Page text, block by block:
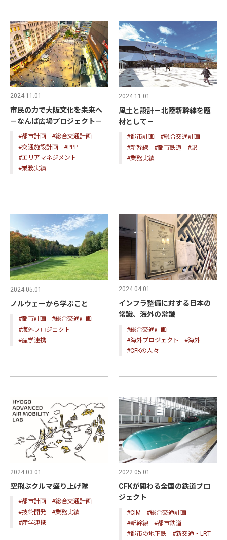
2024.11.01
市民の力で大阪文化を未来へ
－なんば広場プロジェクト－
#都市計画
#総合交通計画
#交通施設計画
#PPP
#エリアマネジメント
#業務実績
2024.11.01
風土と設計－北陸新幹線を題
材として－
#都市計画
#総合交通計画
#新幹線
#都市鉄道
#駅
#業務実績
2024.05.01
ノルウェーから学ぶこと
#都市計画
#総合交通計画
#海外プロジェクト
#産学連携
2024.04.01
インフラ整備に対する日本の
常識、海外の常識
#総合交通計画
#海外プロジェクト
#海外
#CFKの人々
2024.03.01
空飛ぶクルマ盛り上げ隊
#都市計画
#総合交通計画
#技術開発
#業務実績
#産学連携
2022.05.01
CFKが関わる全国の鉄道プロ
ジェクト
#CIM
#総合交通計画
#新幹線
#都市鉄道
#都市の地下鉄
#新交通・LRT